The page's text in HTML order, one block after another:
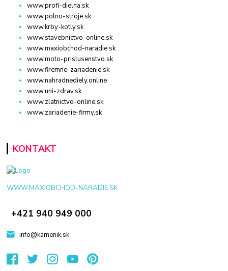
www.profi-dielna.sk
www.polno-stroje.sk
www.krby-kotly.sk
www.stavebnictvo-online.sk
www.maxiobchod-naradie.sk
www.moto-prislusenstvo.sk
www.firemne-zariadenie.sk
www.nahradnediely.online
www.uni-zdrav.sk
www.zlatnictvo-online.sk
www.zariadenie-firmy.sk
KONTAKT
WWW.MAXIOBCHOD-NARADIE.SK
+421 940 949 000
info@kamenik.sk